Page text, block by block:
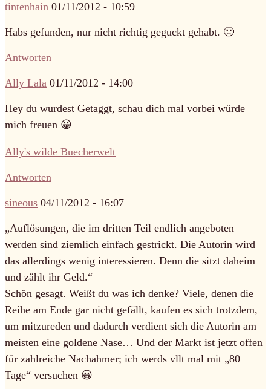
tintenhain 01/11/2012 - 10:59
Habs gefunden, nur nicht richtig geguckt gehabt. 🙂
Antworten
Ally Lala 01/11/2012 - 14:00
Hey du wurdest Getaggt, schau dich mal vorbei würde
mich freuen 😀
Ally's wilde Buecherwelt
Antworten
sineous 04/11/2012 - 16:07
„Auflösungen, die im dritten Teil endlich angeboten
werden sind ziemlich einfach gestrickt. Die Autorin wird
das allerdings wenig interessieren. Denn die sitzt daheim
und zählt ihr Geld.“
Schön gesagt. Weißt du was ich denke? Viele, denen die
Reihe am Ende gar nicht gefällt, kaufen es sich trotzdem,
um mitzureden und dadurch verdient sich die Autorin am
meisten eine goldene Nase… Und der Markt ist jetzt offen
für zahlreiche Nachahmer; ich werds vllt mal mit „80
Tage“ versuchen 😀